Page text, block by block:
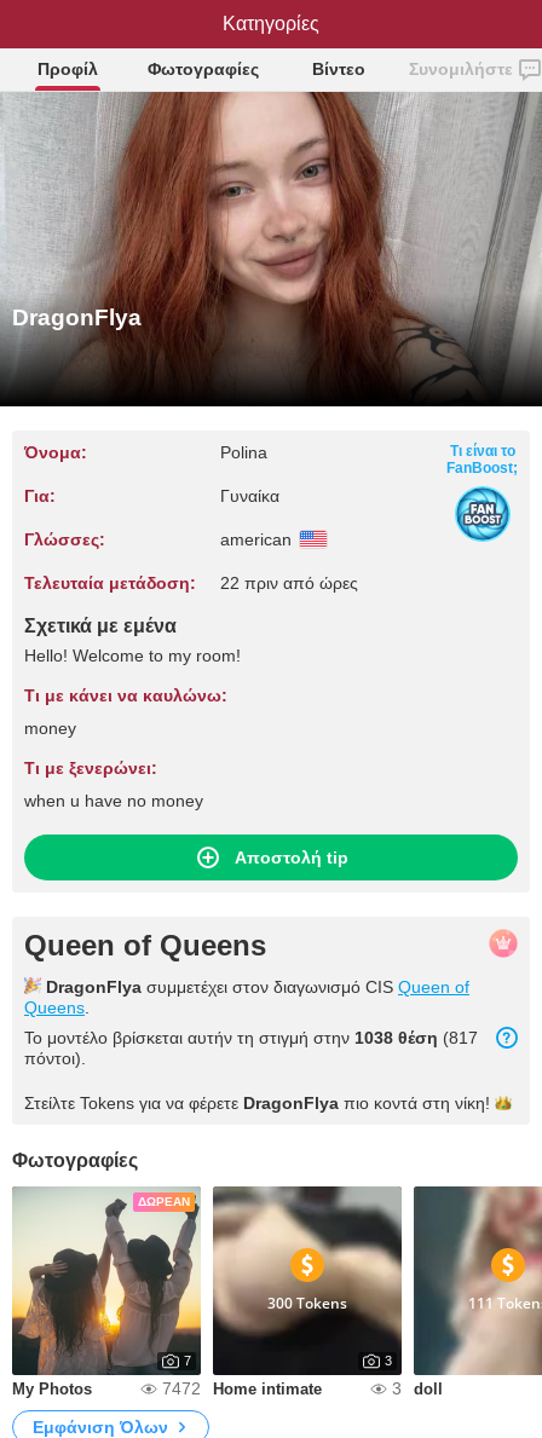
DragonFlya
Προφίλ Φωτογραφίες Βίντεο Συνομιλήστε
DragonFlya
Όνομα: Polina
Για: Γυναίκα
Γλώσσες: american
Τελευταία μετάδοση: 22 πριν από ώρες
Τι είναι το
FanBoost;
Σχετικά με εμένα
Hello! Welcome to my room!
Τι με κάνει να καυλώνω:
money
Τι με ξενερώνει:
when u have no money
Αποστολή tip
Queen of Queens
DragonFlya συμμετέχει στον διαγωνισμό CIS Queen of
Queens
Το μοντέλο βρίσκεται αυτήν τη στιγμή στην 1038 θέση (817
πόντοι).
Στείλτε Tokens για να φέρετε DragonFlya πιο κοντά στη νίκη!
Φωτογραφίες
ΔΩΡΕΆΝ
7
My Photos 7472
300 Tokens
3
Home intimate 3
111
doll
Εμφάνιση Όλων
Κατηγορίες